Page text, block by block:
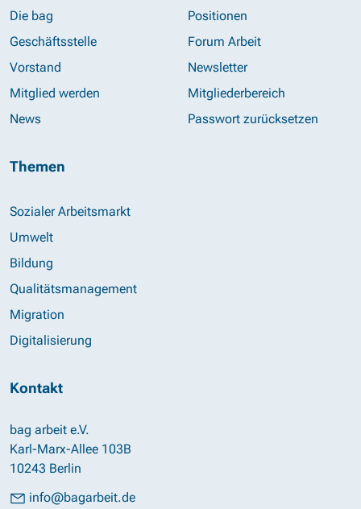
Die bag
Geschäftsstelle
Vorstand
Mitglied werden
News
Positionen
Forum Arbeit
Newsletter
Mitgliederbereich
Passwort zurücksetzen
Themen
Sozialer Arbeitsmarkt
Umwelt
Bildung
Qualitätsmanagement
Migration
Digitalisierung
Kontakt
bag arbeit e.V.
Karl-Marx-Allee 103B
10243 Berlin
info@bagarbeit.de